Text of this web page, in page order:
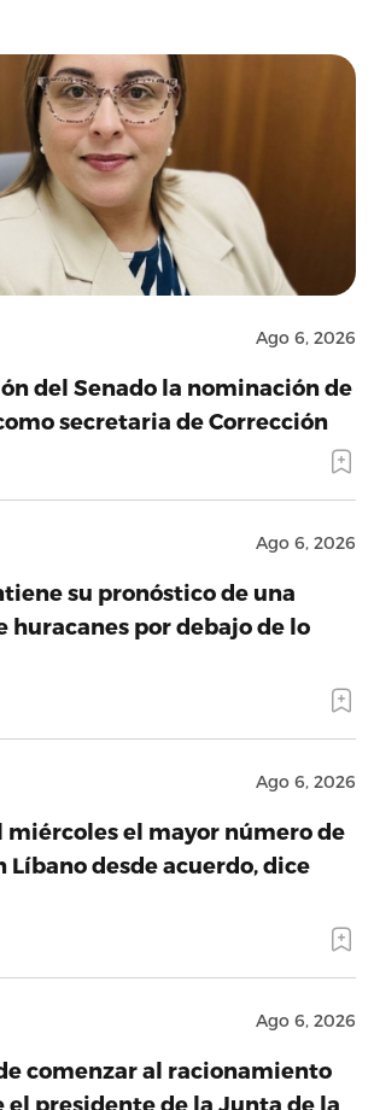
Ago 6, 2026
del Senado la nominación de
secretaria de Corrección
Ago 6, 2026
su pronóstico de una
huracanes por debajo de lo
Ago 6, 2026
miércoles el mayor número de
Líbano desde acuerdo, dice
Ago 6, 2026
comenzar al racionamiento
presidente de la Junta de la